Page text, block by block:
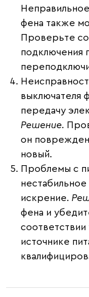
фена также
Проверьте
подключения
выключателя
передачу
Решение.
он поврежден
новый.
Проблемы с
искрение.
фена и
источнике